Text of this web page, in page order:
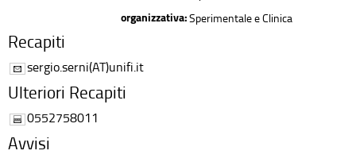
organizzativa:Sperimentale e Clinica
Recapiti
sergio.serni(AT)unifi.it
Ulteriori Recapiti
0552758011
Avvisi